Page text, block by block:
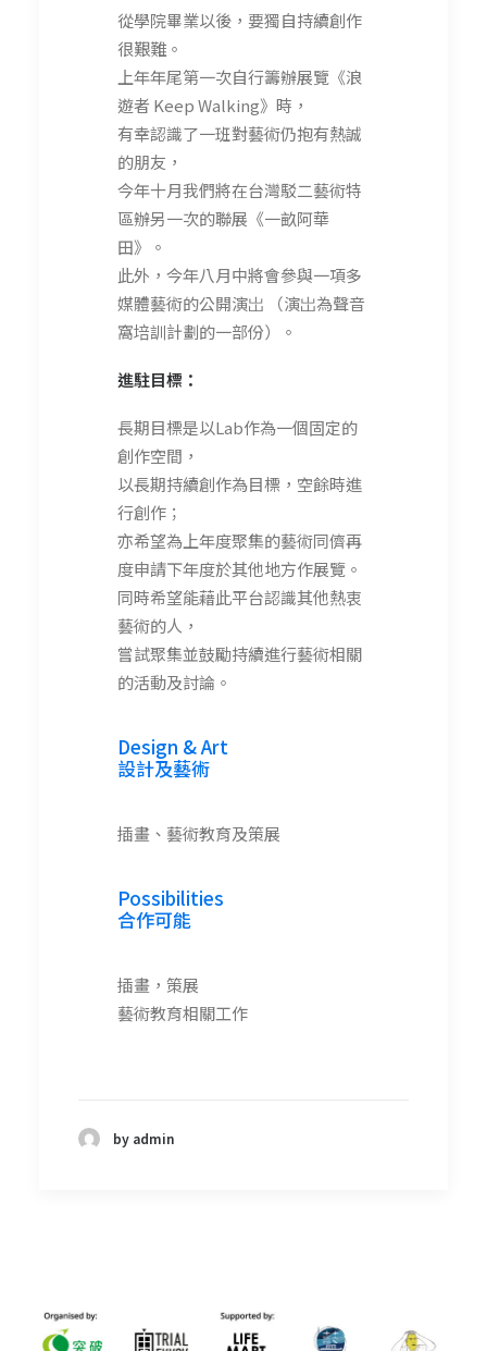
從學院畢業以後，要獨自持續創作
很艱難。
上年年尾第一次自行籌辦展覽《浪
遊者 Keep Walking》時，
有幸認識了一班對藝術仍抱有熱誠
的朋友，
今年十月我們將在台灣駁二藝術特
區辦另一次的聯展《一畝阿華
田》。
此外，今年八月中將會參與一項多
媒體藝術的公開演岀 （演岀為聲音
窩培訓計劃的一部份）。
進駐目標：
長期目標是以Lab作為一個固定的
創作空間，
以長期持續創作為目標，空餘時進
行創作；
亦希望為上年度聚集的藝術同儕再
度申請下年度於其他地方作展覽。
同時希望能藉此平台認識其他熱衷
藝術的人，
嘗試聚集並鼓勵持續進行藝術相關
的活動及討論。
Design & Art
設計及藝術
插畫、藝術教育及策展
Possibilities
合作可能
插畫，策展
藝術教育相關工作
by admin